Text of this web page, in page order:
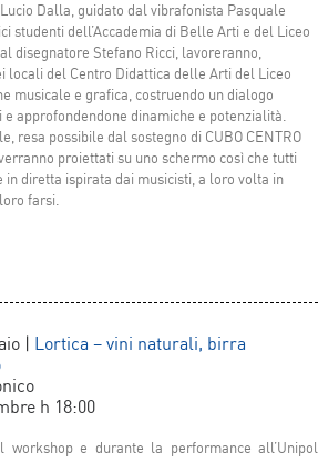
Dalla, guidato dal vibrafonista Pasquale
studenti dell’Accademia di Belle Arti e del Liceo
disegnatore Stefano Ricci, lavoreranno,
locali del Centro Didattica delle Arti del Liceo
musicale e grafica, costruendo un dialogo
approfondendone dinamiche e potenzialità.
resa possibile dal sostegno di CUBO CENTRO
proiettati su uno schermo così che tutti
in diretta ispirata dai musicisti, a loro volta in
farsi.
| Lortica – vini naturali, birra
h 18:00
e durante la performance all’Unipol